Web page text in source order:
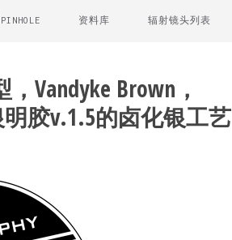
资料库 辐射镜头列表
Vandyke Brown，
明胶v.1.5的卤化银工艺